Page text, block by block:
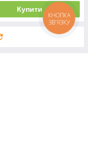
Купити
КНОПКА
ЗВ'ЯЗКУ